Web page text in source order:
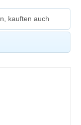
kauften auch